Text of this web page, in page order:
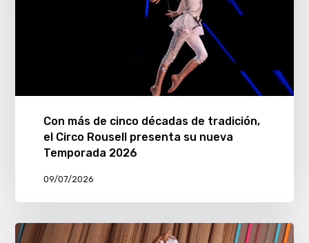
Con más de cinco décadas de tradición,
el Circo Rousell presenta su nueva
Temporada 2026
09/07/2026